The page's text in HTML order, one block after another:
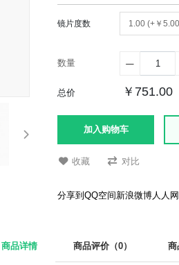
镜片度数 1.00 (+￥
数量 
总价 ￥751.00
加入购物车
收藏 对比
分享到 QQ空间新浪微博 人人网
商品详情 商品评价（0） 商